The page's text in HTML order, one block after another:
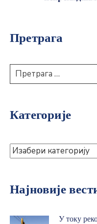
Претрага
Категорије
Најновије
У току